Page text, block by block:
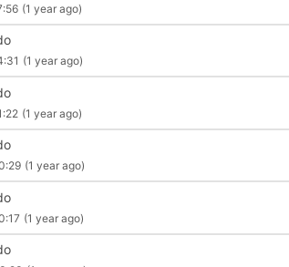
(1 year ago)
(1 year ago)
(1 year ago)
(1 year ago)
(1 year ago)